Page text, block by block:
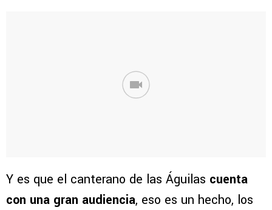
Y es que el canterano de las Águilas cuenta
con una gran audiencia, eso es un hecho, los